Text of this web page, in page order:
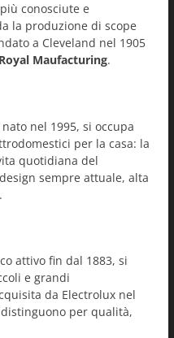
conosciute e
la produzione di scope
a Cleveland nel 1905
Royal Maufacturing.
nel 1995, si occupa
per la casa: la
quotidiana del
sempre attuale, alta
attivo fin dal 1883, si
e grandi
da Electrolux nel
per qualità,